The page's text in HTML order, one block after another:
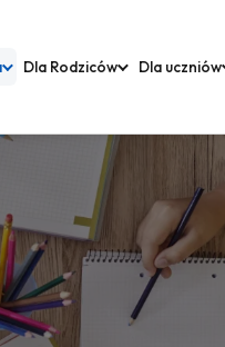
Dla Rodziców Dla uczniów